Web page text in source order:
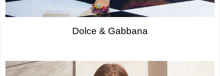
Dolce & Gabbana